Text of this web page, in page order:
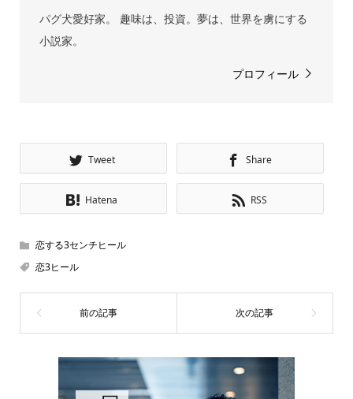
パグ犬愛好家。 趣味は、投資。夢は、世界を虜にする
小説家。
プロフィール
Tweet Share
Hatena RSS
恋する3センチヒール
恋3ヒール